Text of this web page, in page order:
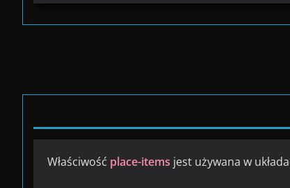
Właściwość place-items jest używana w